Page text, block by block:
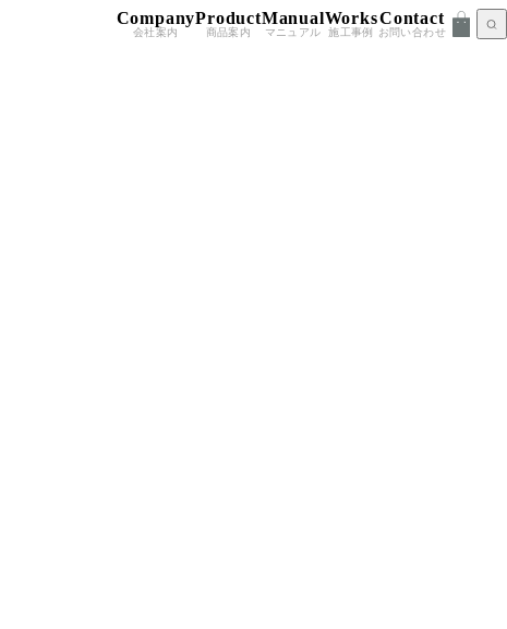
Company
会社案内
Product
商品案内
Manual
マニュアル
Works
施工事例
Contact
お問い合わせ